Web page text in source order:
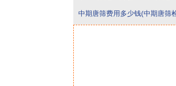
中期唐筛费用多少钱(中期唐筛